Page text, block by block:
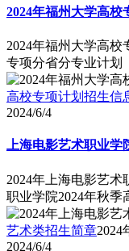
2024年福州大学高校
2024年福州大学高校
专项分省分专业计划
高校专项计划招生信
2024/6/4
上海电影艺术职业
2024年上海电影艺
职业学院2024年秋季
艺术类招生简章2024
2024/6/4